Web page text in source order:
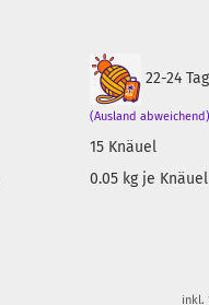
22-24
(Ausland abweichend)
15 Knäuel
0.05 kg je Knäuel
inkl.